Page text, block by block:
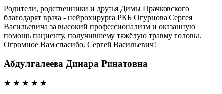
Родители, родственники и друзья Димы Прачковского
благодарят врача - нейрохирурга РКБ Огурцова Сергея
Васильевича за высокий профессионализм и оказанную
помощь пациенту, получившему тяжёлую травму головы.
Огромное Вам спасибо, Сергей Васильевич!
Абдулгалеева Динара Ринатовна
★ ★ ★ ★ ★